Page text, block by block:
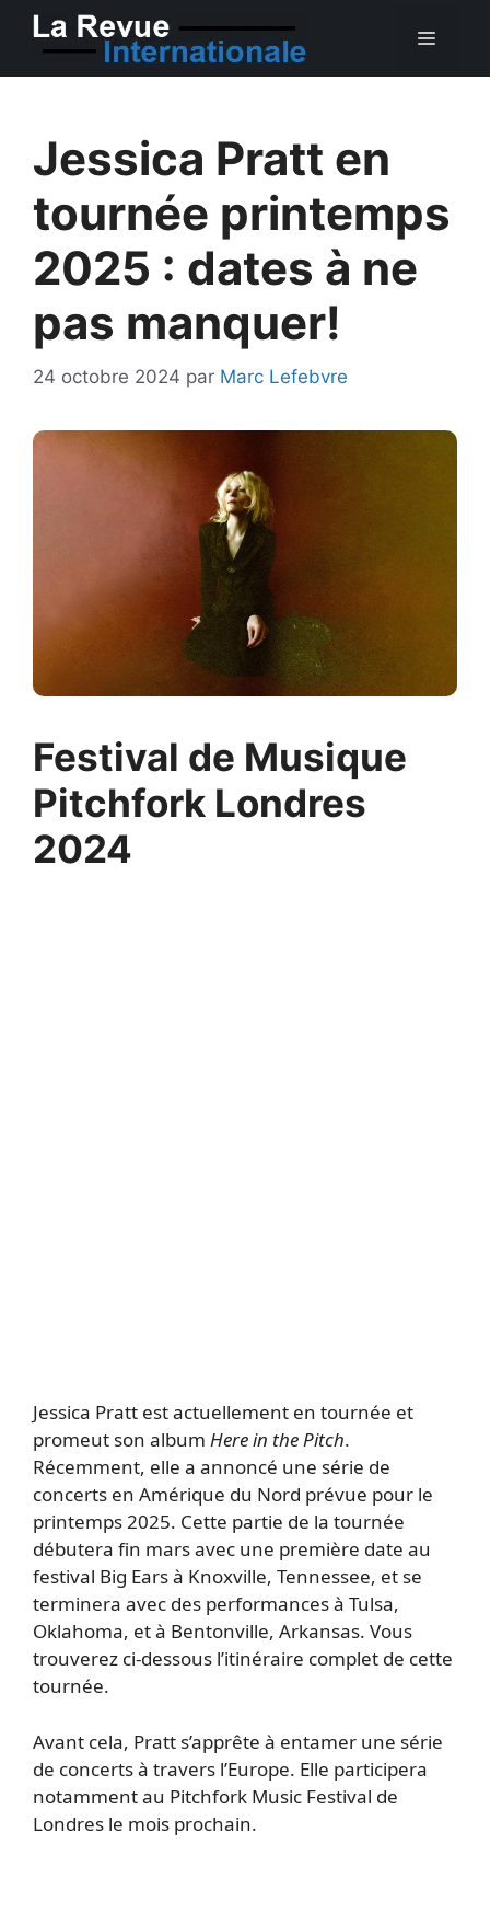
Aller
Jessica Pratt en
tournée printemps
2025 : dates à ne
pas manquer!
24 octobre 2024 par Marc Lefebvre
Festival de Musique
Pitchfork Londres
2024
Jessica Pratt est actuellement en tournée et
promeut son album Here in the Pitch.
Récemment, elle a annoncé une série de
concerts en Amérique du Nord prévue pour le
printemps 2025. Cette partie de la tournée
débutera fin mars avec une première date au
festival Big Ears à Knoxville, Tennessee, et se
terminera avec des performances à Tulsa,
Oklahoma, et à Bentonville, Arkansas. Vous
trouverez ci-dessous l’itinéraire complet de cette
tournée.
Avant cela, Pratt s’apprête à entamer une série
de concerts à travers l’Europe. Elle participera
notamment au Pitchfork Music Festival de
Londres le mois prochain.